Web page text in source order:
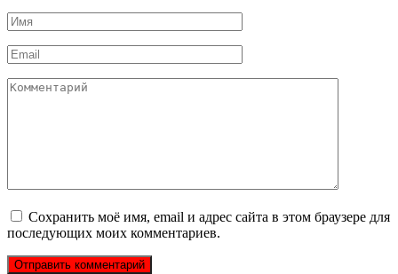
Имя
*
Email
*
Комментарий
Сохранить моё имя, email и адрес сайта в этом браузере для
последующих моих комментариев.